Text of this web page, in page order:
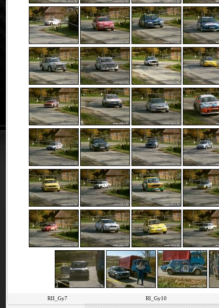
RII_Gy7 RI_Gy10